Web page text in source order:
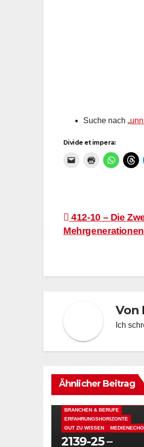
Suche nach „
Divide et impera:
412-10 – Die
Von
Ich
Ähnlicher Beitrag
BRANCHEN & BERUFE
ERFAHRUNGSHORIZONTE
GUT ZU WISSEN
MEDIENECHO
2139-25 –